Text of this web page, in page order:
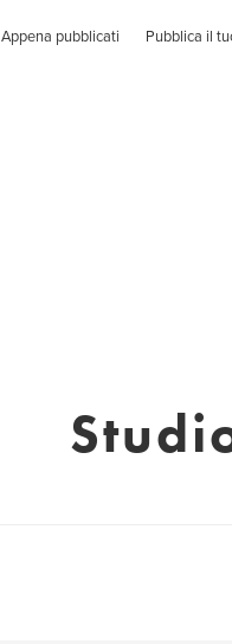
Appena pubblicati Pubblica il